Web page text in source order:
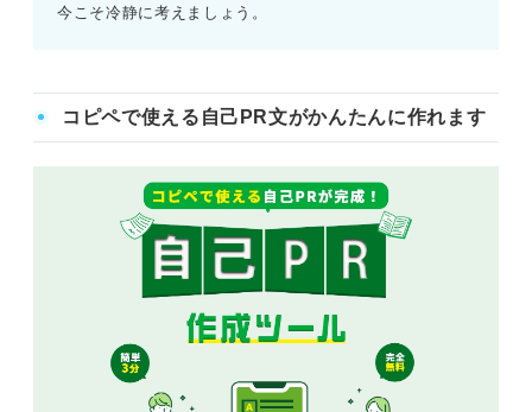
今こそ冷静に考えましょう。
コピペで使える自己PR文がかんたんに作れます